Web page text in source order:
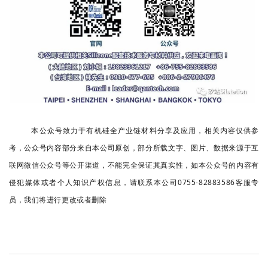
本公众号致力于有机硅全产业链材料分享及应用，相关内容仅供参
考，公众号内容部分来自本公司原创，部分所载文字、图片、数据来源于互
联网微信公众号等公开渠道，不能完全保证其真实性，如本公众号的内容有
侵犯媒体或者个人知识产权信息，请联系本公司0755-82883586客服专
员，我们将进行更改或者删除